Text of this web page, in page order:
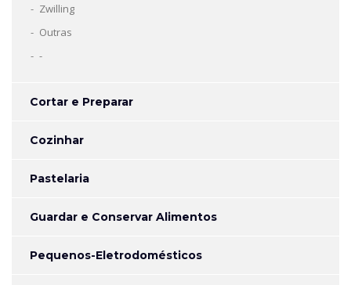
Zwilling
Outras
-
Cortar e Preparar
Cozinhar
Pastelaria
Guardar e Conservar Alimentos
Pequenos-Eletrodomésticos